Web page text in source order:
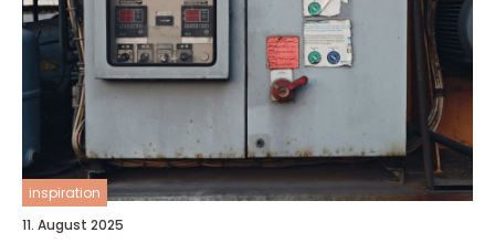
inspiration
11. August 2025